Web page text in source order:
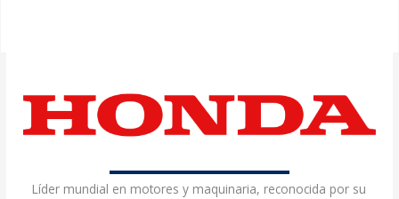
Líder mundial en motores y maquinaria, reconocida por su